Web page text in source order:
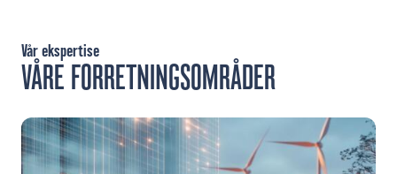
VÅRE FORRETNINGSOMRÅDER
Vår ekspertise